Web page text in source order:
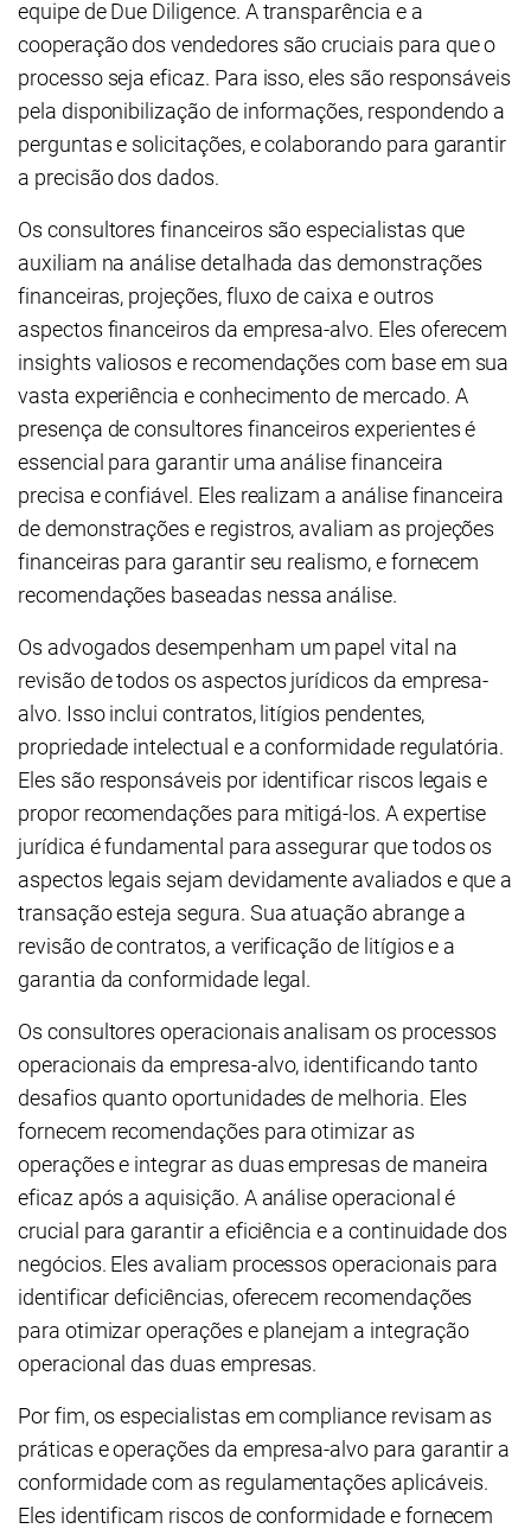
equipe de Due Diligence. A transparência e a
cooperação dos vendedores são cruciais para que o
processo seja eficaz. Para isso, eles são responsáveis
pela disponibilização de informações, respondendo a
perguntas e solicitações, e colaborando para garantir
a precisão dos dados.
Os consultores financeiros são especialistas que
auxiliam na análise detalhada das demonstrações
financeiras, projeções, fluxo de caixa e outros
aspectos financeiros da empresa-alvo. Eles oferecem
insights valiosos e recomendações com base em sua
vasta experiência e conhecimento de mercado. A
presença de consultores financeiros experientes é
essencial para garantir uma análise financeira
precisa e confiável. Eles realizam a análise financeira
de demonstrações e registros, avaliam as projeções
financeiras para garantir seu realismo, e fornecem
recomendações baseadas nessa análise.
Os advogados desempenham um papel vital na
revisão de todos os aspectos jurídicos da empresa-
alvo. Isso inclui contratos, litígios pendentes,
propriedade intelectual e a conformidade regulatória.
Eles são responsáveis por identificar riscos legais e
propor recomendações para mitigá-los. A expertise
jurídica é fundamental para assegurar que todos os
aspectos legais sejam devidamente avaliados e que a
transação esteja segura. Sua atuação abrange a
revisão de contratos, a verificação de litígios e a
garantia da conformidade legal.
Os consultores operacionais analisam os processos
operacionais da empresa-alvo, identificando tanto
desafios quanto oportunidades de melhoria. Eles
fornecem recomendações para otimizar as
operações e integrar as duas empresas de maneira
eficaz após a aquisição. A análise operacional é
crucial para garantir a eficiência e a continuidade dos
negócios. Eles avaliam processos operacionais para
identificar deficiências, oferecem recomendações
para otimizar operações e planejam a integração
operacional das duas empresas.
Por fim, os especialistas em compliance revisam as
práticas e operações da empresa-alvo para garantir a
conformidade com as regulamentações aplicáveis.
Eles identificam riscos de conformidade e fornecem